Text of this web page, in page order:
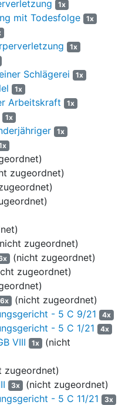
ein dreiseitiger Vertrag
VV sei nichtig, soweit die
werde, bei ihrem Ausfall für
1), und soweit vorgesehen
und die
Ausfall der
selbst versuchen, eine
für ihr Kind zu finden
Ersatzbetreuung sei Aufgabe
Dritte könnten zur
Kommunalrecht, sondern nur
Gegenleistung beinhalte,
in Teil II der
der Kindertagespflege
. Die Liste der Kosten des
Sie enthalte keine
für Versicherung gegen
Einbruchsdiebstahl
4 VV verlangte
Liste Kosten der Verpflegung
der Kindertagesbetreuung
. Aus der Kalkulation der
Kind (Anlage 2 zur
dass keine weiteren als die
worden seien. Soweit der
von einem Raumbedarf von
unzureichend, da bei 17,5 m²
erforderliches Mobiliar und
Die Empfehlungen des
zur Kindertagespflege sähen
ausreichende Spiel-
1x
mit Todesfolge 1x
1x
Schlägerei 1x
1x
Arbeitskraft 1x
1x
1x
zugeordnet)
zugeordnet)
(nicht zugeordnet)
zugeordnet)
6x (nicht zugeordnet)
- 5 C 9/21
4x
- 5 C 1/21 4x
VIII 1x (nicht
3x (nicht zugeordnet)
- 5 C 11/21
3x